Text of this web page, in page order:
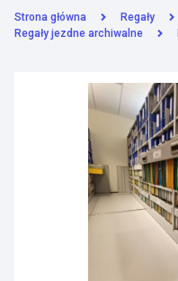
Strona główna Regały
Regały jezdne archiwalne